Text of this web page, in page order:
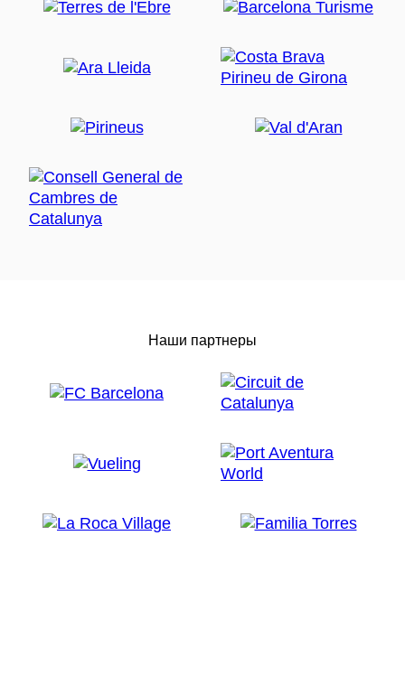
Наши партнеры